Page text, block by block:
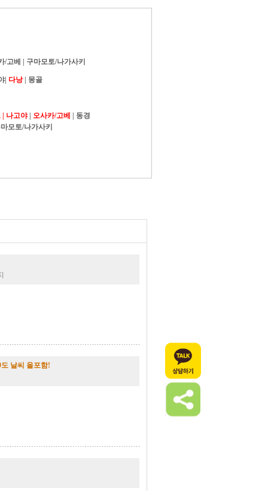
/고베 구마모토/나가사키
| 다낭| 몽골
나고야| 오사카/고베
동경
모토/나가사키
날씨 올포함!